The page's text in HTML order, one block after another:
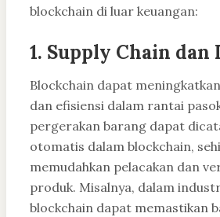
blockchain di luar keuangan:
1. Supply Chain dan
Blockchain dapat
dan efisiensi dalam rantai
pergerakan barang dapat
otomatis dalam blockchain,
memudahkan pelacakan dan
produk. Misalnya, dalam
blockchain dapat memastikan